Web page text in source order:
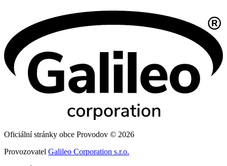
Oficiální stránky obce Provodov © 2026
Provozovatel Galileo Corporation s.r.o.